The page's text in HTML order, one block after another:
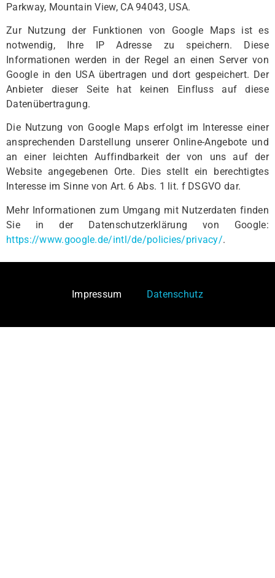
Parkway, Mountain View, CA 94043, USA.
Zur Nutzung der Funktionen von Google Maps ist es
notwendig, Ihre IP Adresse zu speichern. Diese
Informationen werden in der Regel an einen Server von
Google in den USA übertragen und dort gespeichert. Der
Anbieter dieser Seite hat keinen Einfluss auf diese
Datenübertragung.
Die Nutzung von Google Maps erfolgt im Interesse einer
ansprechenden Darstellung unserer Online-Angebote und
an einer leichten Auffindbarkeit der von uns auf der
Website angegebenen Orte. Dies stellt ein berechtigtes
Interesse im Sinne von Art. 6 Abs. 1 lit. f DSGVO dar.
Mehr Informationen zum Umgang mit Nutzerdaten finden
Sie in der Datenschutzerklärung von Google:
https://www.google.de/intl/de/policies/privacy/.
Impressum Datenschutz